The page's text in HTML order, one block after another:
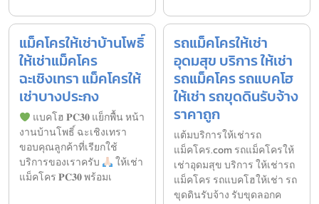
แม็คโครให้เช่าบ้านโพธิ์
ให้เช่าแม็คโคร
ฉะเชิงเทรา แม็คโครให้
เช่าบางประกง
แบคโฮ 𝐏𝐂𝟑𝟎 แย็กพื้น หน้า
งานบ้านโพธิ์ ฉะเชิงเทรา
ขอบคุณลูกค้าที่เรียกใช้
บริการของเราครับ
ให้เช่า
แม็คโคร 𝐏𝐂𝟑𝟎 พร้อมเ
รถแม็คโครให้เช่า
อุดมสุข บริการ ให้เช่า
รถแม็คโคร รถแบคโฮ
ให้เช่า รถขุดดินรับจ้าง
ราคาถูก
แต้มบริการให้เช่ารถ
แม็คโคร.com รถแม็คโครให้
เช่าอุดมสุข บริการ ให้เช่ารถ
แม็คโคร รถแบคโฮให้เช่า รถ
ขุดดินรับจ้าง รับขุดลอกค